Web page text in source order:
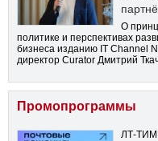
О
политике и перспективах
бизнеса изданию IT Channel
директор Curator Дмитрий
Промопрограммы
ЛТ-ТИМ,